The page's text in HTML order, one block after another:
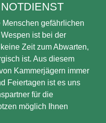
Menschen gefährlichen
ist bei der
Zeit zum Abwarten,
ist. Aus diesem
Kammerjägern immer
Feiertagen ist es uns
für die
möglich Ihnen